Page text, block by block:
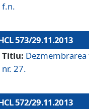
f.n.
573/29.11.2013
Titlu:
nr. 27.
572/29.11.2013